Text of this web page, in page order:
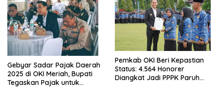
Gebyar Sadar Pajak Daerah
2025 di OKI Meriah, Bupati
Tegaskan Pajak untuk
Pemkab OKI Beri Kepastian
Status: 4.564 Honorer
Diangkat Jadi PPPK Paruh